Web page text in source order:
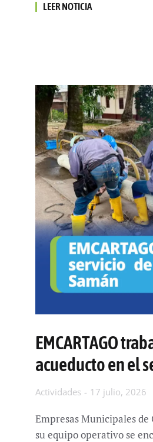
LEER NOTICIA
EMCARTAGO
acueducto en el
Actividades 17 julio, 2026
Empresas Municipales de
su equipo operativo se